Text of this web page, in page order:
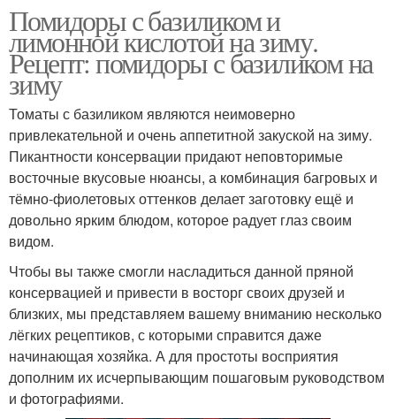
Помидоры с базиликом и
лимонной кислотой на зиму.
Рецепт: помидоры с базиликом на
зиму
Томаты с базиликом являются неимоверно
привлекательной и очень аппетитной закуской на зиму.
Пикантности консервации придают неповторимые
восточные вкусовые нюансы, а комбинация багровых и
тёмно-фиолетовых оттенков делает заготовку ещё и
довольно ярким блюдом, которое радует глаз своим
видом.
Чтобы вы также смогли насладиться данной пряной
консервацией и привести в восторг своих друзей и
близких, мы представляем вашему вниманию несколько
лёгких рецептиков, с которыми справится даже
начинающая хозяйка. А для простоты восприятия
дополним их исчерпывающим пошаговым руководством
и фотографиями.